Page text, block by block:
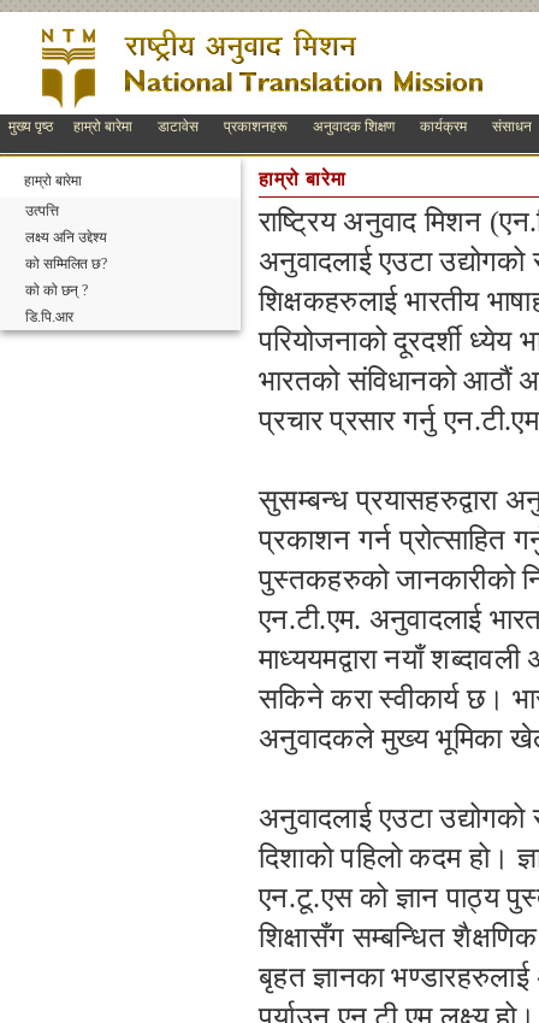
मुख्य पृष्ठ हाम्रो बारेमा डाटावेस प्रकाशनहरू अनुवादक शिक्षण कार्यक्रम संसाधन
हाम्रो बारेमा
उत्पत्ति
लक्ष्य अनि उद्देश्य
को सम्मिलित छ?
को को छन् ?
डि.पि.आर
हाम्रो बारेमा
राष्ट्रिय अनुवाद मिशन
अनुवादलाई एउटा उद्योगको
शिक्षकहरुलाई भारतीय
परियोजनाको दूरदर्शी ध्येय
भारतको संविधानको आठौं
प्रचार प्रसार गर्नु
सुसम्बन्ध प्रयासहरुद्वारा
प्रकाशन गर्न प्रोत्साहित
पुस्तकहरुको जानकारीको
एन.टी.एम. अनुवादलाई
माध्ययमद्वारा नयाँ
सकिने करा स्वीकार्य छ।
अनुवादकले मुख्य भूमिका
अनुवादलाई एउटा उद्योगको
दिशाको पहिलो कदम हो।
एन.टू.एस को ज्ञान पाठ्य
शिक्षासँग सम्बन्धित
बृहत ज्ञानका भण्डारहरुलाई